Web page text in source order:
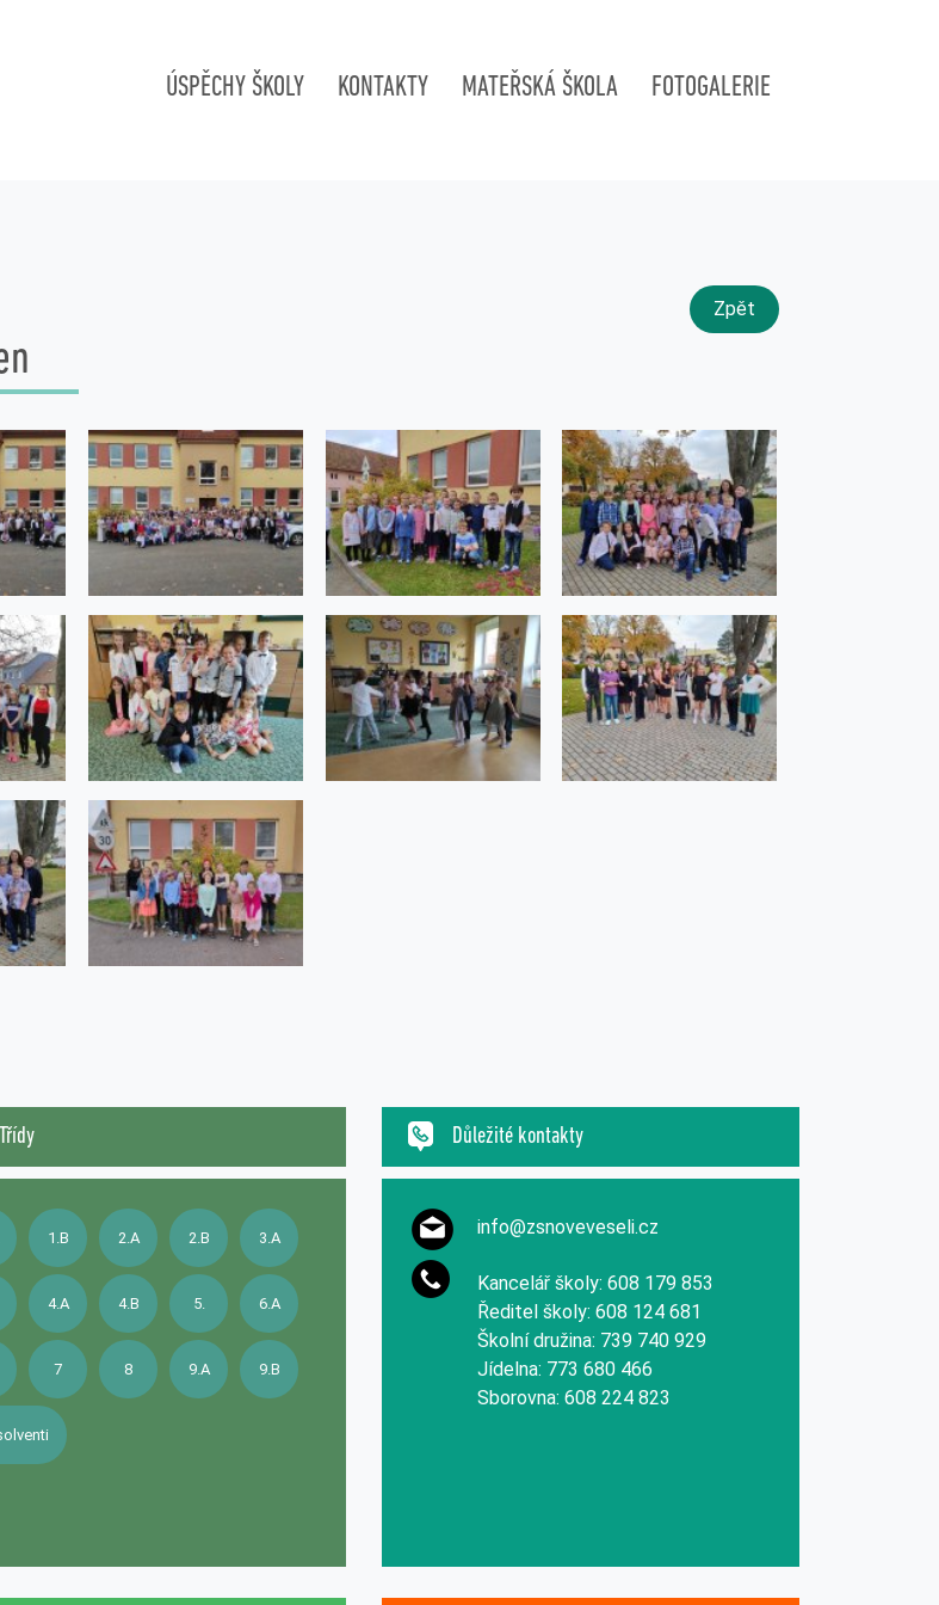
ÚSPĚCHY ŠKOLY KONTAKTY MATEŘSKÁ ŠKOLA FOTOGALERIE
Zpět
Třídy
1.B 2.A 2.B 3.A
4.A 4.B 5. 6.A
7 8 9.A 9.B
Důležité kontakty
info@zsnoveveseli.cz
Kancelář školy: 608 179 853
Ředitel školy: 608 124 681
Školní družina: 739 740 929
Jídelna: 773 680 466
Sborovna: 608 224 823